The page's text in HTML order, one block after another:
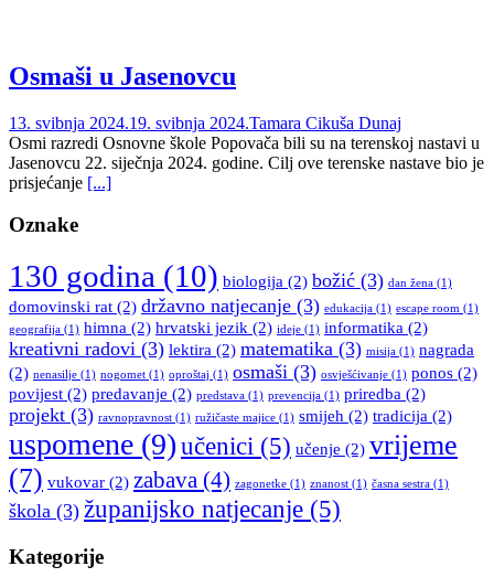
Osmaši u Jasenovcu
13. svibnja 2024.19. svibnja 2024.Tamara Cikuša Dunaj
Osmi razredi Osnovne škole Popovača bili su na terenskoj nastavi u
Jasenovcu 22. siječnja 2024. godine. Cilj ove terenske nastave bio je
prisjećanje [...]
Oznake
130 godina (10) biologija (2) božić (3) dan žena (1)
domovinski rat (2) državno natjecanje (3) edukacija (1) escape room (1)
geografija (1) himna (2) hrvatski jezik (2) ideje (1) informatika (2)
kreativni radovi (3) lektira (2) matematika (3) misija (1) nagrada
(2) nenasilje (1) nogomet (1) oproštaj (1) osmaši (3) osvješćivanje (1) ponos (2)
povijest (2) predavanje (2) predstava (1) prevencija (1) priredba (2)
projekt (3) ravnopravnost (1) ružičaste majice (1) smijeh (2) tradicija (2)
uspomene (9) učenici (5) učenje (2) vrijeme
(7) vukovar (2) zabava (4) zagonetke (1) znanost (1) časna sestra (1)
škola (3) županijsko natjecanje (5)
Kategorije